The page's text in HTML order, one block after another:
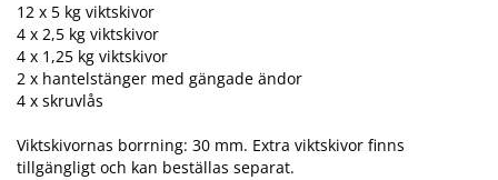
12 x 5 kg viktskivor
4 x 2,5 kg viktskivor
4 x 1,25 kg viktskivor
2 x hantelstänger med gängade ändor
4 x skruvlås
Viktskivornas borrning: 30 mm. Extra viktskivor finns
tillgängligt och kan beställas separat.